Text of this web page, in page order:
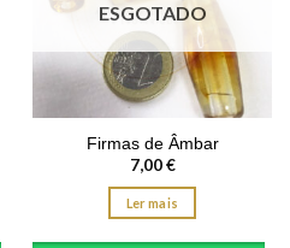
ESGOTADO
Firmas de Âmbar
7,00€
Ler mais